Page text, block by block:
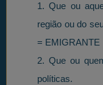
1. Que ou
região ou do
= EMIGRANTE
2. Que ou
políticas.